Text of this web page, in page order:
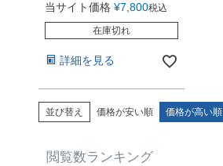
当サイト価格 ¥7,800税込
在庫切れ
詳細を見る
並び替え 価格が安い順 価格が高い順
閲覧数ランキング